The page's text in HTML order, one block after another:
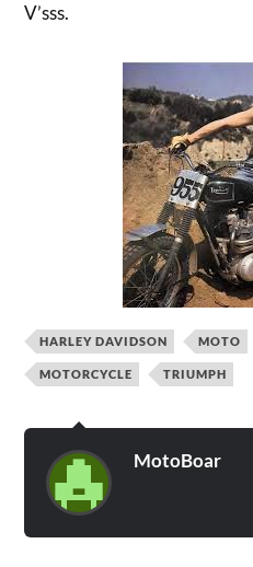
V’sss.
HARLEY DAVIDSON MOTO
MOTORCYCLE TRIUMPH
MotoBoar